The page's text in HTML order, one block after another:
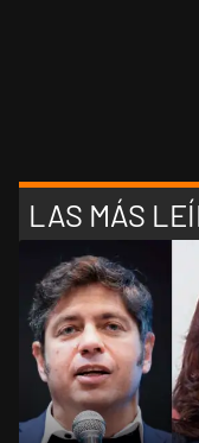
LAS MÁS